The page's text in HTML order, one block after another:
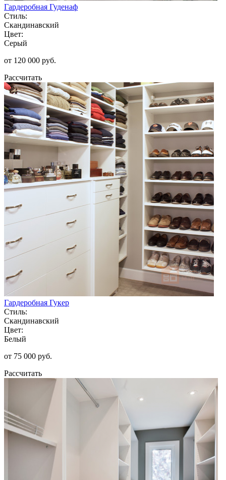
Гардеробная Гуденаф
Стиль:
Скандинавский
Цвет:
Серый
от 120 000 руб.
Рассчитать
Гардеробная Гукер
Стиль:
Скандинавский
Цвет:
Белый
от 75 000 руб.
Рассчитать